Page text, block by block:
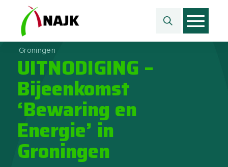
Home > Geen categorie
UITNODIGING – Bijeenkomst ‘Bewaring en Energie’ in
Groningen
UITNODIGING –
Bijeenkomst
‘Bewaring en
Energie’ in
Groningen